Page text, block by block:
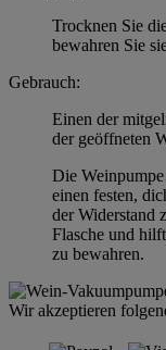
Trocknen Sie
bewahren Sie
Gebrauch:
Einen der
der geöffneten
Die
einen festen,
der Widerstand
Flasche und
zu bewahren.
Wir akzeptieren